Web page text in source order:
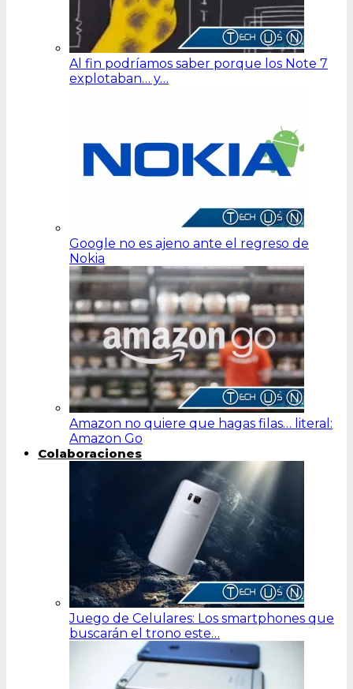
Al fin podríamos saber porque los Note 7
explotaban… y…
Google no es ajeno ante el regreso de
Nokia
Amazon no quiere que hagas filas… literal:
Amazon Go
Colaboraciones
Juego de Celulares: Los smartphones que
buscarán el trono este…